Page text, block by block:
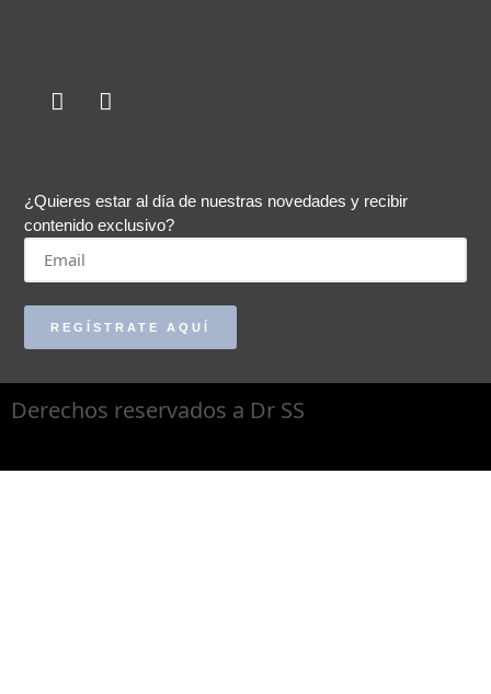
¿Quieres estar al día de nuestras novedades y recibir
contenido exclusivo?
REGÍSTRATE AQUÍ
Derechos reservados a Dr SS